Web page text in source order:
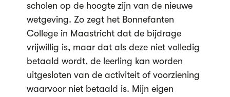
scholen op de hoogte zijn van de nieuwe
wetgeving. Zo zegt het Bonnefanten
College in Maastricht dat de bijdrage
vrijwillig is, maar dat als deze niet volledig
betaald wordt, de leerling kan worden
uitgesloten van de activiteit of voorziening
waarvoor niet betaald is. Mijn eigen